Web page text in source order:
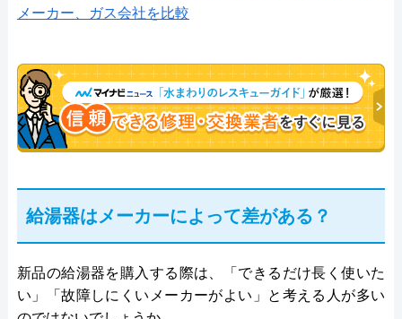
メーカー、ガス会社を比較
給湯器はメーカーによって差がある？
新品の給湯器を購入する際は、「できるだけ長く使いた
い」「故障しにくいメーカーがよい」と考える人が多い